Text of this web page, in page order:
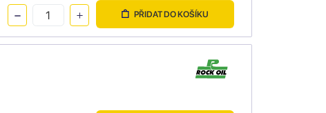
PŘIDAT DO KOŠÍKU